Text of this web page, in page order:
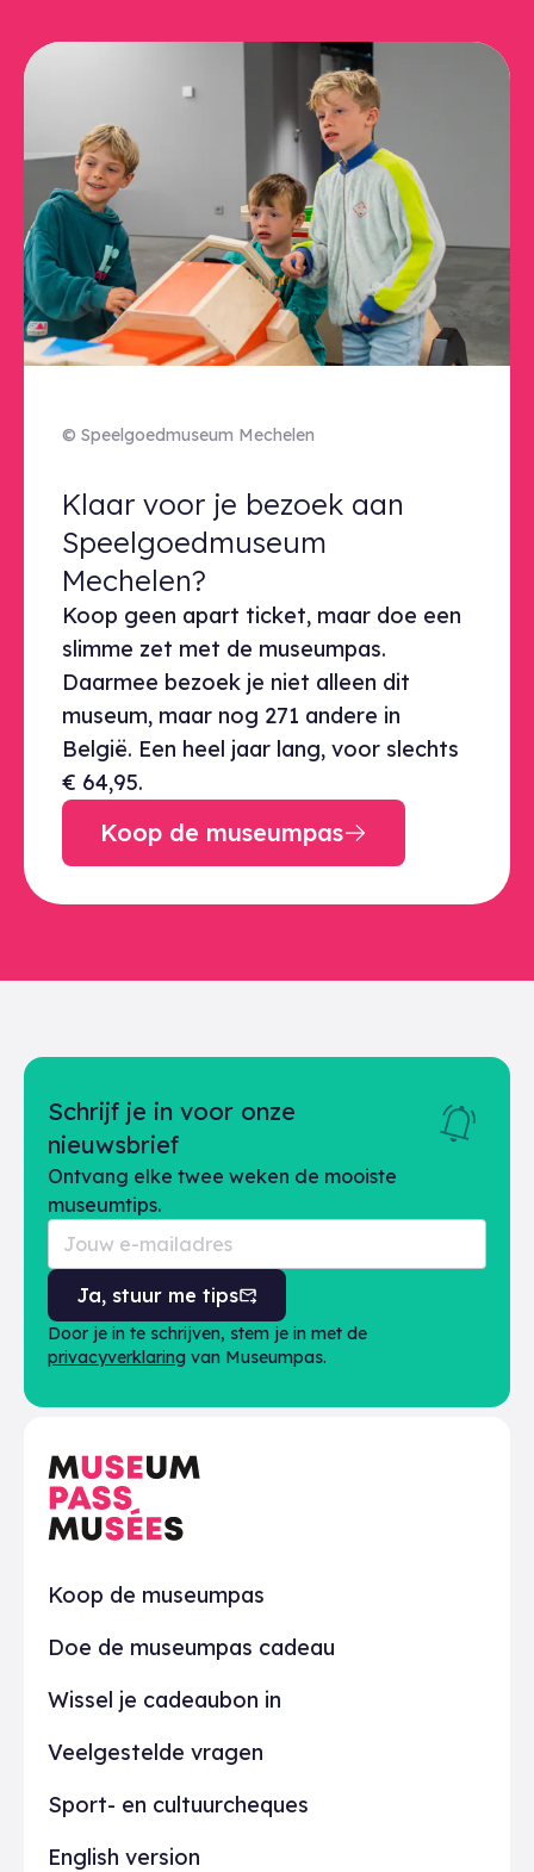
© Speelgoedmuseum Mechelen
Klaar voor je bezoek aan
Klaar voor je bezoek aan
Speelgoedmuseum
Mechelen?
Koop geen apart ticket, maar doe een
slimme zet met de museumpas.
Daarmee bezoek je niet alleen dit
museum, maar nog 271 andere in
België. Een heel jaar lang, voor slechts
€ 64,95.
Koop de museumpas
Praktisch
Koop de museumpas
Doe de museumpas cadeau
Wissel je cadeaubon in
Veelgestelde vragen
Sport- en cultuurcheques
English version
Schrijf je in voor onze
nieuwsbrief
Ontvang elke twee weken de mooiste
museumtips.
Ja, stuur me tips
Door je in te schrijven, stem je in met de
privacyverklaring van Museumpas.